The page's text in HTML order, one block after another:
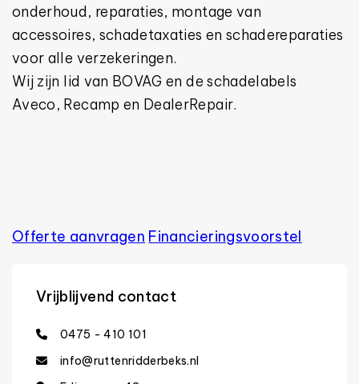
onderhoud, reparaties, montage van
accessoires, schadetaxaties en schadereparaties
voor alle verzekeringen.
Wij zijn lid van BOVAG en de schadelabels
Aveco, Recamp en DealerRepair.
Offerte aanvragen Financierings­voorstel
Vrijblijvend contact
0475 - 410 101
info@ruttenridderbeks.nl